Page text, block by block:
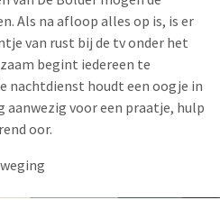
Als na afloop alles op is, is er
van rust bij de tv onder het
begint iedereen te
nachtdienst houdt een oogje in
aanwezig voor een praatje, hulp
oor.